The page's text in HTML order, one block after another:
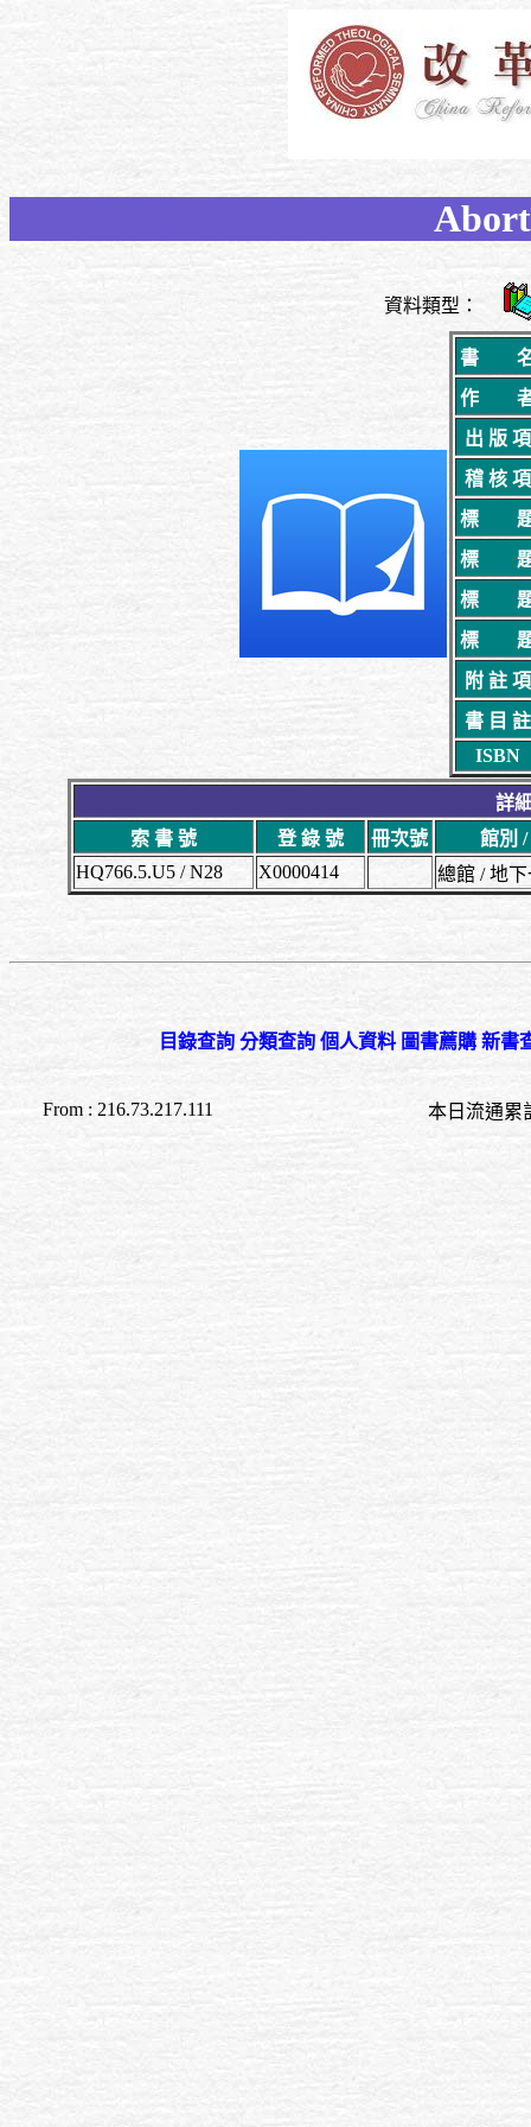
資料類型：
書
作
出 版 項
稽 核 項
標
標
標
標
附 註 項
書 目 註
ISBN
詳
索 書 號
登 錄 號 冊次號
館別
HQ766.5.U5 / N28
X0000414 總館 / 地
目錄查詢 分類查詢 個人資料 圖書薦購 新書
From : 216.73.217.111 本日流通累計